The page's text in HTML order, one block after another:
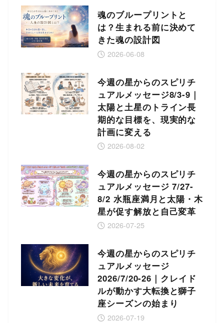
魂のブループリントと
は？生まれる前に決めて
きた魂の設計図
2026-06-08
今週の星からのスピリチ
ュアルメッセージ8/3-9｜
太陽と土星のトライン長
期的な目標を、現実的な
計画に変える
2026-08-02
今週の星からのスピリチ
ュアルメッセージ 7/27-
8/2 水瓶座満月と太陽・木
星が促す解放と自己変革
2026-07-25
今週の星からのスピリチ
ュアルメッセージ
2026/7/20-26｜クレイド
ルが動かす大転換と獅子
座シーズンの始まり
2026-07-19